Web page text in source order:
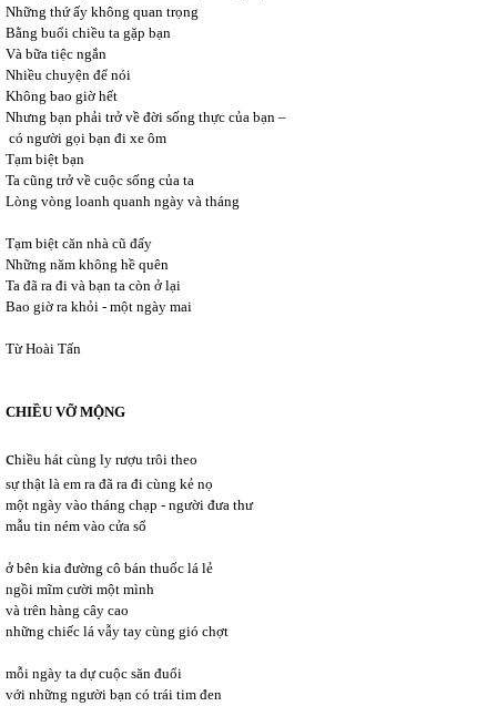
Những thứ ấy không quan trọng
Bằng buổi chiều ta gặp bạn
Và bữa tiệc ngắn
Nhiều chuyện để nói
Không bao giờ hết
Nhưng bạn phải trở về đời sống thực của bạn –
có người gọi bạn đi xe ôm
Tạm biệt bạn
Ta cũng trở về cuộc sống của ta
Lòng vòng loanh quanh ngày và tháng
Tạm biệt căn nhà cũ đấy
Những năm không hề quên
Ta đã ra đi và bạn ta còn ở lại
Bao giờ ra khỏi - một ngày mai
Từ Hoài Tấn
CHIỀU VỠ MỘNG
chiều hát cùng ly rượu trôi theo
sự thật là em ra đã ra đi cùng kẻ nọ
một ngày vào tháng chạp - người đưa thư
mẫu tin ném vào cửa sổ
ở bên kia đường cô bán thuốc lá lẻ
ngồi mĩm cười một mình
và trên hàng cây cao
những chiếc lá vẫy tay cùng gió chợt
mỗi ngày ta dự cuộc săn đuổi
với những người bạn có trái tim đen